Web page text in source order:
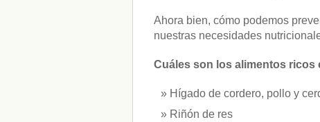
Ahora bien, cómo podemos
nuestras necesidades
Cuáles son los alimentos ricos
Hígado de cordero, pollo y
Riñón de res